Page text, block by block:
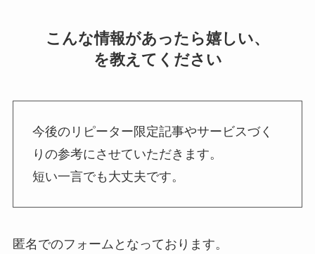
こんな情報があったら嬉しい、
を教えてください
今後のリピーター限定記事やサービスづく
りの参考にさせていただきます。
短い一言でも大丈夫です。
匿名でのフォームとなっております。